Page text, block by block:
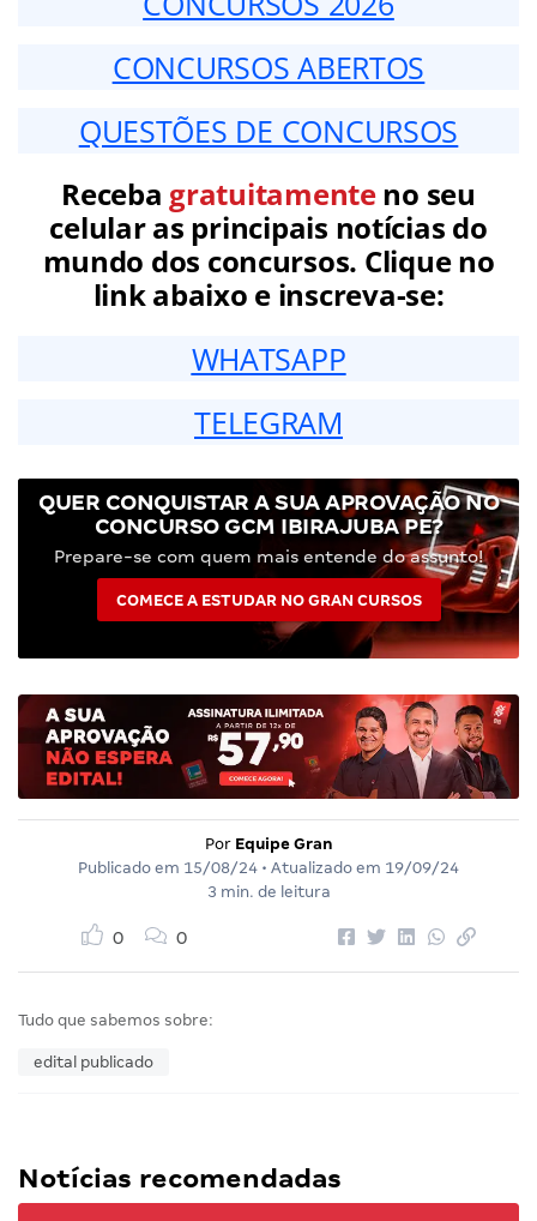
CONCURSOS ABERTOS
QUESTÕES DE CONCURSOS
Receba gratuitamenteno seu
celular as principais notícias do
mundo dos concursos. Clique no
link abaixo e inscreva-se:
WHATSAPP
TELEGRAM
QUER CONQUISTAR A SUA APROVAÇÃO NO
CONCURSO GCM IBIRAJUBA PE?
Prepare-se com quem mais entende do assunto!
COMECE A ESTUDAR NO GRAN CURSOS
Por Equipe Gran
Publicado em 15/08/24 • Atualizado em 19/09/24
3 min. de leitura
0 0
Tudo que sabemos sobre:
edital publicado
Notícias recomendadas